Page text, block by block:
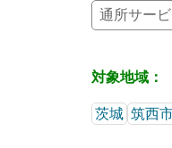
通所サービ
対象地域：
茨城 筑西